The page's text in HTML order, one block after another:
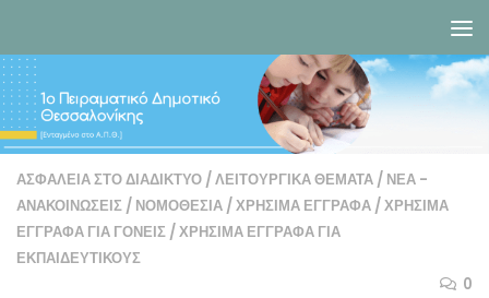
ΑΣΦΆΛΕΙΑ ΣΤΟ ΔΙΑΔΊΚΤΥΟ /ΛΕΙΤΟΥΡΓΙΚΆ ΘΈΜΑΤΑ / ΝΈΑ -
ΑΝΑΚΟΙΝΏΣΕΙΣ / ΝΟΜΟΘΕΣΊΑ /ΧΡΉΣΙΜΑ ΈΓΓΡΑΦΑ /ΧΡΉΣΙΜΑ
ΈΓΓΡΑΦΑ ΓΙΑ ΓΟΝΕΊΣ /ΧΡΉΣΙΜΑ ΈΓΓΡΑΦΑ ΓΙΑ
ΕΚΠΑΙΔΕΥΤΙΚΟΎΣ
0